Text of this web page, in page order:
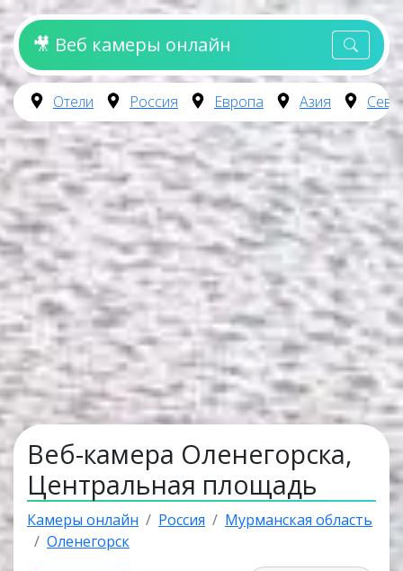
🎥 Веб камеры онлайн
Отели Россия Европа Азия
Веб-камера Оленегорска,
Центральная площадь
Камеры онлайн Россия
Мурманская область
Оленегорск